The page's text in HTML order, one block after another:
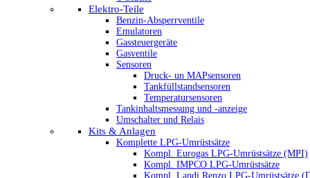
Elektro-Teile
Benzin-Absperrventile
Emulatoren
Gassteuergeräte
Gasventile
Sensoren
Druck- un MAPsensoren
Tankfüllstandsensoren
Temperatursensoren
Tankinhaltsmessung und -anzeige
Umschalter und Relais
Kits & Anlagen
Komplette LPG-Umrüstsätze
Kompl. Eurogas LPG-Umrüstsätze (MPI)
Kompl. IMPCO LPG-Umrüstsätze
Kompl. Landi Renzo LPG-Umrüstsätze